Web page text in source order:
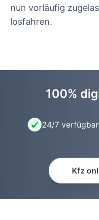
nun vorläufig
losfahren.
100%
24/7 verfügbar
Kfz